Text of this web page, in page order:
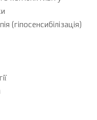
(гіпосенсибілізація)